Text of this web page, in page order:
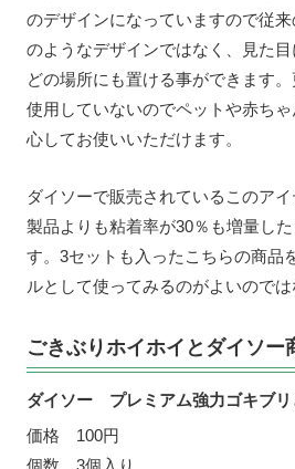
のデザインになっていますので従
のようなデザインではなく、見た
どの場所にも置ける事ができます
使用していないのでペットや赤ち
心してお使いいただけます。
ダイソーで販売されているこのア
製品よりも粘着率が30％も増量し
す。3セットも入ったこちらの商品
ルとして使ってみるのがよいのでは
ごきぶりホイホイとダイソー
ダイソー プレミアム強力ゴキブリ
価格 100円
個数 3個入り